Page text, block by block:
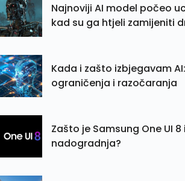
Najnoviji AI model počeo
kad su ga htjeli zamijeniti
Kada i zašto izbjegavam
ograničenja i razočaranja
Zašto je Samsung One UI
nadogradnja?